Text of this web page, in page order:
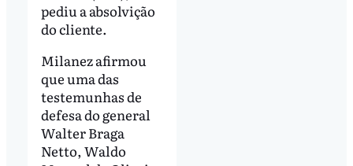
pediu a absolvição
do cliente.
Milanez afirmou
que uma das
testemunhas de
defesa do general
Walter Braga
Netto, Waldo